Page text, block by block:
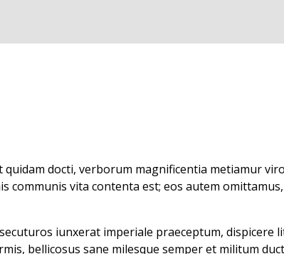
docti, verborum magnificentia metiamur
communis vita contenta est; eos autem
iunxerat imperiale praeceptum, dispicere
bellicosus sane milesque semper et militum